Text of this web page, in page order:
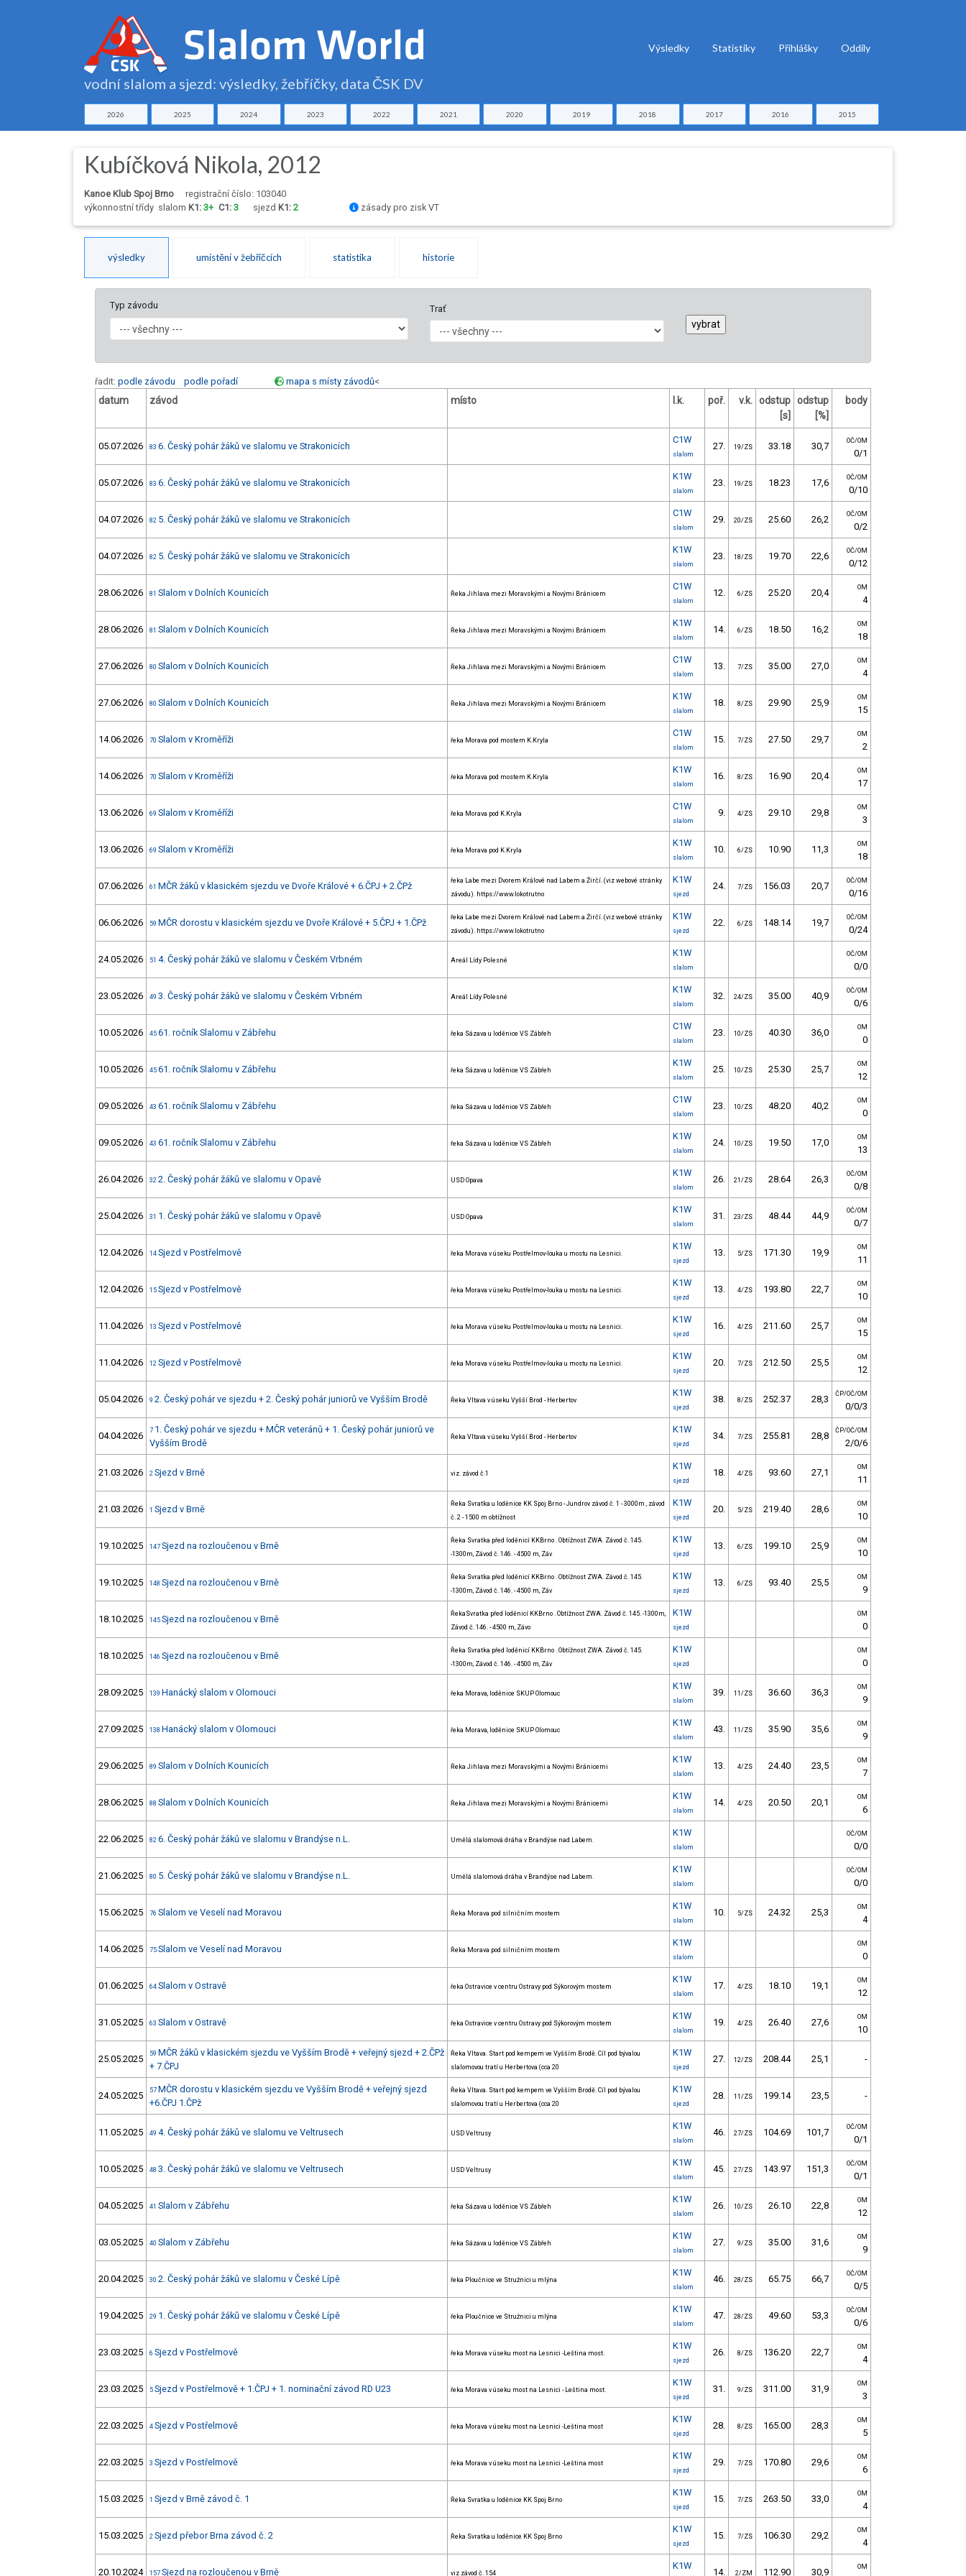
vodní slalom a sjezd: výsledky, žebříčky, data ČSK DV
Výsledky Statistiky Přihlášky Oddíly
2026 2025 2024 2023 2022 2021 2020 2019 2018 2017 2016 2015
Kubíčková Nikola, 2012
Kanoe Klub Spoj Brno
registrační číslo: 103040
výkonnostní třídy slalom K1: 3+ C1: 3 sjezd K1: 2 zásady pro zisk VT
výsledky umístění v žebříčcích statistika historie
Typ závodu Trať
řadit: podle závodu podle pořadí mapa s místy závodů<
datum závod místo l.k. poř. v.k. odstup
[s]
odstup
[%]
body
05.07.2026 83 6. Český pohár žáků ve slalomu ve Strakonicích
C1W
slalom
27. 19/ZS 33.18 30,7 OČ/OM
0/1
05.07.2026 83 6. Český pohár žáků ve slalomu ve Strakonicích
K1W
slalom
23. 19/ZS 18.23 17,6 OČ/OM
0/10
04.07.2026 82 5. Český pohár žáků ve slalomu ve Strakonicích
C1W
slalom
29. 20/ZS 25.60 26,2 OČ/OM
0/2
04.07.2026 82 5. Český pohár žáků ve slalomu ve Strakonicích
K1W
slalom
23. 18/ZS 19.70 22,6 OČ/OM
0/12
28.06.2026 81 Slalom v Dolních Kounicích Řeka Jihlava mezi Moravskými a Novými Bránicem
C1W
slalom
12. 6/ZS 25.20 20,4 OM
4
28.06.2026 81 Slalom v Dolních Kounicích Řeka Jihlava mezi Moravskými a Novými Bránicem
K1W
slalom
14. 6/ZS 18.50 16,2 OM
18
27.06.2026 80 Slalom v Dolních Kounicích Řeka Jihlava mezi Moravskými a Novými Bránicem
C1W
slalom
13. 7/ZS 35.00 27,0 OM
4
27.06.2026 80 Slalom v Dolních Kounicích Řeka Jihlava mezi Moravskými a Novými Bránicem
K1W
slalom
18. 8/ZS 29.90 25,9 OM
15
14.06.2026 70 Slalom v Kroměříži řeka Morava pod mostem K.Kryla
C1W
slalom
15. 7/ZS 27.50 29,7 OM
2
14.06.2026 70 Slalom v Kroměříži řeka Morava pod mostem K.Kryla
K1W
slalom
16. 8/ZS 16.90 20,4 OM
17
13.06.2026 69 Slalom v Kroměříži řeka Morava pod K.Kryla
C1W
slalom
9. 4/ZS 29.10 29,8 OM
3
13.06.2026 69 Slalom v Kroměříži řeka Morava pod K.Kryla
K1W
slalom
10. 6/ZS 10.90 11,3 OM
18
07.06.2026 61 MČR žáků v klasickém sjezdu ve Dvoře Králové + 6.ČPJ + 2.ČPž
řeka Labe mezi Dvorem Králové nad Labem a Žirčí. (viz webové stránky
závodu). https://www.lokotrutno
K1W
sjezd
24. 7/ZS 156.03 20,7 OČ/OM
0/16
06.06.2026 59 MČR dorostu v klasickém sjezdu ve Dvoře Králové + 5.ČPJ + 1.ČPž
řeka Labe mezi Dvorem Králové nad Labem a Žirčí. (viz webové stránky
závodu). https://www.lokotrutno
K1W
sjezd
22. 6/ZS 148.14 19,7 OČ/OM
0/24
24.05.2026 51 4. Český pohár žáků ve slalomu v Českém Vrbném Areál Lídy Polesné
K1W
slalom
OČ/OM
0/0
23.05.2026 49 3. Český pohár žáků ve slalomu v Českém Vrbném Areál Lídy Polesné
K1W
slalom
32. 24/ZS 35.00 40,9 OČ/OM
0/6
10.05.2026 45 61. ročník Slalomu v Zábřehu řeka Sázava u loděnice VS Zábřeh
C1W
slalom
23. 10/ZS 40.30 36,0 OM
0
10.05.2026 45 61. ročník Slalomu v Zábřehu řeka Sázava u loděnice VS Zábřeh
K1W
slalom
25. 10/ZS 25.30 25,7 OM
12
09.05.2026 43 61. ročník Slalomu v Zábřehu řeka Sázava u loděnice VS Zábřeh
C1W
slalom
23. 10/ZS 48.20 40,2 OM
0
09.05.2026 43 61. ročník Slalomu v Zábřehu řeka Sázava u loděnice VS Zábřeh
K1W
slalom
24. 10/ZS 19.50 17,0 OM
13
26.04.2026 32 2. Český pohár žáků ve slalomu v Opavě USD Opava
K1W
slalom
26. 21/ZS 28.64 26,3 OČ/OM
0/8
25.04.2026 31 1. Český pohár žáků ve slalomu v Opavě USD Opava
K1W
slalom
31. 23/ZS 48.44 44,9 OČ/OM
0/7
12.04.2026 14 Sjezd v Postřelmově řeka Morava v úseku Postřelmov-louka u mostu na Lesnici.
K1W
sjezd
13. 5/ZS 171.30 19,9 OM
11
12.04.2026 15 Sjezd v Postřelmově řeka Morava v úseku Postřelmov-louka u mostu na Lesnici.
K1W
sjezd
13. 4/ZS 193.80 22,7 OM
10
11.04.2026 13 Sjezd v Postřelmově řeka Morava v úseku Postřelmov-louka u mostu na Lesnici.
K1W
sjezd
16. 4/ZS 211.60 25,7 OM
15
11.04.2026 12 Sjezd v Postřelmově řeka Morava v úseku Postřelmov-louka u mostu na Lesnici.
K1W
sjezd
20. 7/ZS 212.50 25,5 OM
12
05.04.2026 9 2. Český pohár ve sjezdu + 2. Český pohár juniorů ve Vyšším Brodě Řeka Vltava v úseku Vyšší Brod - Herbertov
K1W
sjezd
38. 8/ZS 252.37 28,3 ČP/OČ/OM
0/0/3
04.04.2026 7 1. Český pohár ve sjezdu + MČR veteránů + 1. Český pohár juniorů ve
Vyšším Brodě
Řeka Vltava v úseku Vyšší Brod - Herbertov
K1W
sjezd
34. 7/ZS 255.81 28,8 ČP/OČ/OM
2/0/6
21.03.2026 2 Sjezd v Brně viz. závod č.1
K1W
sjezd
18. 4/ZS 93.60 27,1 OM
11
21.03.2026 1 Sjezd v Brně
Řeka Svratka u loděnice KK Spoj Brno - Jundrov závod č. 1 - 3000m , závod
č. 2 - 1500 m obtížnost
K1W
sjezd
20. 5/ZS 219.40 28,6 OM
10
19.10.2025 147 Sjezd na rozloučenou v Brně
Řeka Svratka před loděnicí KKBrno . Obtížnost ZWA. Závod č. 145.
-1300m, Závod č. 146. - 4500 m, Záv
K1W
sjezd
13. 6/ZS 199.10 25,9 OM
10
19.10.2025 148 Sjezd na rozloučenou v Brně
Řeka Svratka před loděnicí KKBrno . Obtížnost ZWA. Závod č. 145.
-1300m, Závod č. 146. - 4500 m, Záv
K1W
sjezd
13. 6/ZS 93.40 25,5 OM
9
18.10.2025 145 Sjezd na rozloučenou v Brně
ŘekaSvratka před loděnicí KKBrno . Obtížnost ZWA. Závod č. 145. -1300m,
Závod č. 146. - 4500 m, Závo
K1W
sjezd
OM
0
18.10.2025 146 Sjezd na rozloučenou v Brně
Řeka Svratka před loděnicí KKBrno . Obtížnost ZWA. Závod č. 145.
-1300m, Závod č. 146. - 4500 m, Záv
K1W
sjezd
OM
0
28.09.2025 139 Hanácký slalom v Olomouci řeka Morava, loděnice SKUP Olomouc
K1W
slalom
39. 11/ZS 36.60 36,3 OM
9
27.09.2025 138 Hanácký slalom v Olomouci řeka Morava, loděnice SKUP Olomouc
K1W
slalom
43. 11/ZS 35.90 35,6 OM
9
29.06.2025 89 Slalom v Dolních Kounicích Řeka Jihlava mezi Moravskými a Novými Bránicemi
K1W
slalom
13. 4/ZS 24.40 23,5 OM
7
28.06.2025 88 Slalom v Dolních Kounicích Řeka Jihlava mezi Moravskými a Novými Bránicemi
K1W
slalom
14. 4/ZS 20.50 20,1 OM
6
22.06.2025 82 6. Český pohár žáků ve slalomu v Brandýse n.L. Umělá slalomová dráha v Brandýse nad Labem.
K1W
slalom
OČ/OM
0/0
21.06.2025 80 5. Český pohár žáků ve slalomu v Brandýse n.L. Umělá slalomová dráha v Brandýse nad Labem.
K1W
slalom
OČ/OM
0/0
15.06.2025 76 Slalom ve Veselí nad Moravou Řeka Morava pod silničním mostem
K1W
slalom
10. 5/ZS 24.32 25,3 OM
4
14.06.2025 75 Slalom ve Veselí nad Moravou Řeka Morava pod silničním mostem
K1W
slalom
OM
0
01.06.2025 64 Slalom v Ostravě řeka Ostravice v centru Ostravy pod Sýkorovým mostem
K1W
slalom
17. 4/ZS 18.10 19,1 OM
12
31.05.2025 63 Slalom v Ostravě řeka Ostravice v centru Ostravy pod Sýkorovým mostem
K1W
slalom
19. 4/ZS 26.40 27,6 OM
10
25.05.2025 59 MČR žáků v klasickém sjezdu ve Vyšším Brodě + veřejný sjezd + 2.ČPž
+ 7.ČPJ
Řeka Vltava. Start pod kempem ve Vyšším Brodě. Cíl pod bývalou
slalomovou tratí u Herbertova (cca 20
K1W
sjezd
27. 12/ZS 208.44 25,1 -
24.05.2025 57 MČR dorostu v klasickém sjezdu ve Vyšším Brodě + veřejný sjezd
+6.ČPJ 1.ČPž
Řeka Vltava. Start pod kempem ve Vyšším Brodě. Cíl pod bývalou
slalomovou tratí u Herbertova (cca 20
K1W
sjezd
28. 11/ZS 199.14 23,5 -
11.05.2025 49 4. Český pohár žáků ve slalomu ve Veltrusech USD Veltrusy
K1W
slalom
46. 27/ZS 104.69 101,7 OČ/OM
0/1
10.05.2025 48 3. Český pohár žáků ve slalomu ve Veltrusech USD Veltrusy
K1W
slalom
45. 27/ZS 143.97 151,3 OČ/OM
0/1
04.05.2025 41 Slalom v Zábřehu řeka Sázava u loděnice VS Zábřeh
K1W
slalom
26. 10/ZS 26.10 22,8 OM
12
03.05.2025 40 Slalom v Zábřehu řeka Sázava u loděnice VS Zábřeh
K1W
slalom
27. 9/ZS 35.00 31,6 OM
9
20.04.2025 30 2. Český pohár žáků ve slalomu v České Lípě řeka Ploučnice ve Stružnici u mlýna
K1W
slalom
46. 28/ZS 65.75 66,7 OČ/OM
0/5
19.04.2025 29 1. Český pohár žáků ve slalomu v České Lípě řeka Ploučnice ve Stružnici u mlýna
K1W
slalom
47. 28/ZS 49.60 53,3 OČ/OM
0/6
23.03.2025 6 Sjezd v Postřelmově řeka Morava v úseku most na Lesnici -Leština most.
K1W
sjezd
26. 8/ZS 136.20 22,7 OM
4
23.03.2025 5 Sjezd v Postřelmově + 1.ČPJ + 1. nominační závod RD U23 řeka Morava v úseku most na Lesnici - Leština most.
K1W
sjezd
31. 9/ZS 311.00 31,9 OM
3
22.03.2025 4 Sjezd v Postřelmově řeka Morava v úseku most na Lesnici -Leština most
K1W
sjezd
28. 8/ZS 165.00 28,3 OM
5
22.03.2025 3 Sjezd v Postřelmově řeka Morava v úseku most na Lesnici -Leština most
K1W
sjezd
29. 7/ZS 170.80 29,6 OM
6
15.03.2025 1 Sjezd v Brně závod č. 1 Řeka Svratka u loděnice KK Spoj Brno
K1W
sjezd
15. 7/ZS 263.50 33,0 OM
4
15.03.2025 2 Sjezd přebor Brna závod č. 2 Řeka Svratka u loděnice KK Spoj Brno
K1W
sjezd
15. 7/ZS 106.30 29,2 OM
4
20.10.2024 157 Sjezd na rozloučenou v Brně viz závod č. 154
K1W
14. 2/ZM 112.90 30,9 OM